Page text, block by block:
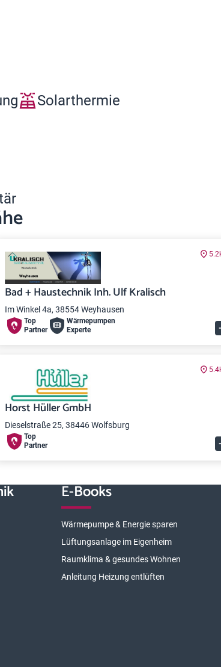
Solarthermie
Bad + Haustechnik Inh. Ulf Kralisch
Im Winkel 4a, 38554 Weyhausen
Top
Partner
Wärme­pumpen
Experte
Horst Hüller GmbH
Dieselstraße 25, 38446 Wolfsburg
Top
Partner
E-Books
Wärmepumpe & Energie sparen
Lüftungsanlage im Eigenheim
Raumklima & gesundes Wohnen
Anleitung Heizung entlüften